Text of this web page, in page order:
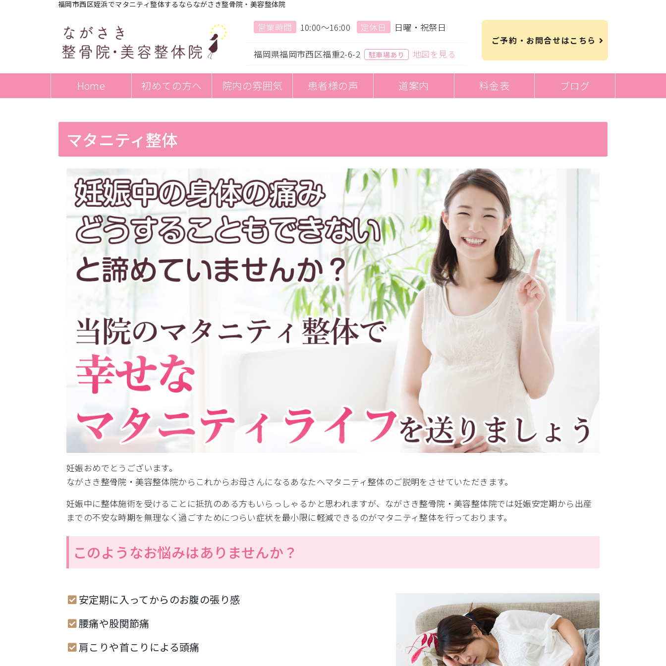
福岡市西区姪浜でマタニティ整体するならながさき整骨院・美容整体院
営業時間 10:00〜16:00 定休日 日曜・祝祭日
福岡県福岡市西区福重2-6-2 駐車場あり 地図を見る
ご予約・お問合せはこちら
Home 初めての方へ 院内の雰囲気 患者様の声 道案内 料金表 ブログ
マタニティ整体
妊娠おめでとうございます。
ながさき整骨院・美容整体院からこれからお母さんになるあなたへマタニティ整体のご説明をさせていただきます。
妊娠中に整体施術を受けることに抵抗のある方もいらっしゃるかと思われますが、ながさき整骨院・美容整体院では妊娠安定期から出産
までの不安な時期を無理なく過ごすためにつらい症状を最小限に軽減できるのがマタニティ整体を行っております。
このようなお悩みはありませんか？
安定期に入ってからのお腹の張り感
腰痛や股関節痛
肩こりや首こりによる頭痛